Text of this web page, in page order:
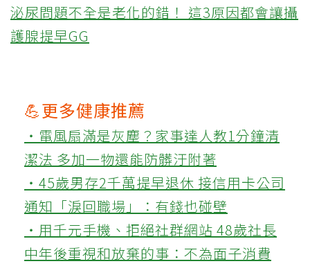
泌尿問題不全是老化的錯！ 這3原因都會讓攝
護腺提早GG
💪更多健康推薦
‧電風扇滿是灰塵？家事達人教1分鐘清
潔法 多加一物還能防髒汙附著
‧45歲男存2千萬提早退休 接信用卡公司
通知「淚回職場」：有錢也碰壁
‧用千元手機、拒絕社群網站 48歲社長
中年後重視和放棄的事：不為面子消費